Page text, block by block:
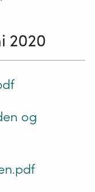
2020
og